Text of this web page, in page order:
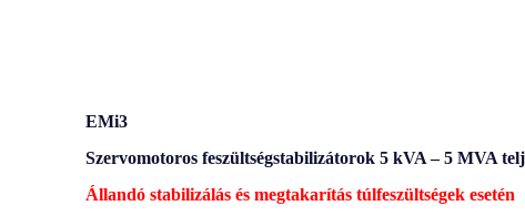
EMi3
Szervomotoros feszültségstabilizátorok 5 kVA – 5 MVA
Állandó stabilizálás és megtakarítás túlfeszültségek esetén